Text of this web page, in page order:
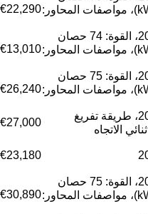
(55.13 kW)، مواصفات المحاور:€22,290
سنة: 2017، القوة: 74 حصان
(54.39 kW)، مواصفات المحاور:€13,010
سنة: 2018، القوة: 75 حصان
(55.13 kW)، مواصفات المحاور:€26,240
سنة: 2017، طريقة تفريغ
الاتجاه
€27,000
€23,180
سنة: 2019، القوة: 75 حصان
(55.13 kW)، مواصفات المحاور:€30,890